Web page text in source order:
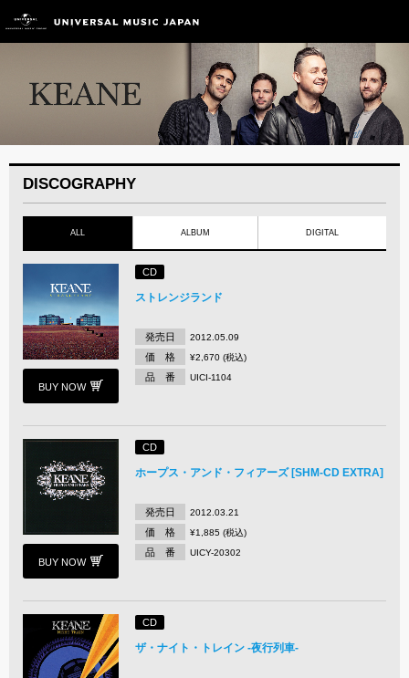
DISCOGRAPHY
ALL ALBUM DIGITAL
BUY NOW
CD
ストレンジランド
発売日 2012.05.09
価 格 ¥2,670 (税込)
品 番 UICI-1104
BUY NOW
CD
ホープス・アンド・フィアーズ [SHM-CD EXTRA]
発売日 2012.03.21
価 格 ¥1,885 (税込)
品 番 UICY-20302
CD
ザ・ナイト・トレイン -夜行列車-